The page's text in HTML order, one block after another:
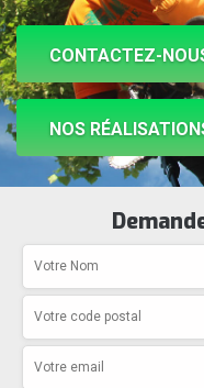
CONTACTEZ-
NOS